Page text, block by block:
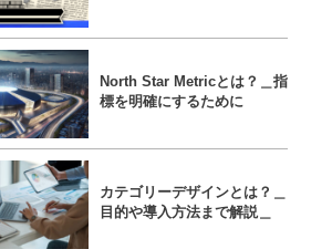
North Star Metricとは？＿指
標を明確にするために
カテゴリーデザインとは？＿
目的や導入方法まで解説＿